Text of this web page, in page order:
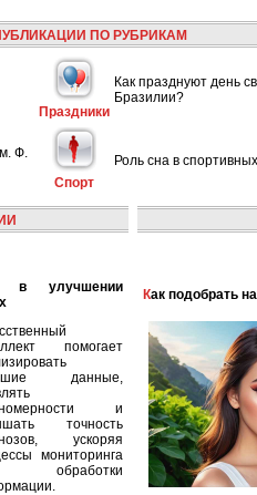
ПО РУБРИКАМ
Праздники
Как празднуют день
Бразилии?
Ф.
Спорт
Роль сна в
помогает
данные,
и
точность
ускоряя
мониторинга
Как подобрать